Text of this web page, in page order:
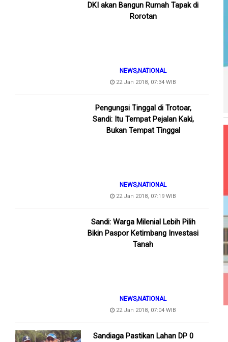
DKI akan Bangun Rumah Tapak di
Rorotan
NEWS,NATIONAL
22 Jan 2018, 07:34 WIB
Pengungsi Tinggal di Trotoar,
Sandi: Itu Tempat Pejalan Kaki,
Bukan Tempat Tinggal
NEWS,NATIONAL
22 Jan 2018, 07:19 WIB
Sandi: Warga Milenial Lebih Pilih
Bikin Paspor Ketimbang Investasi
Tanah
NEWS,NATIONAL
22 Jan 2018, 07:04 WIB
Sandiaga Pastikan Lahan DP 0